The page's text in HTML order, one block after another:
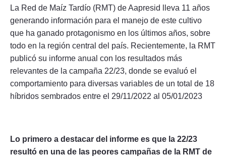
La Red de Maíz Tardío (RMT) de Aapresid lleva 11 años
generando información para el manejo de este cultivo
que ha ganado protagonismo en los últimos años, sobre
todo en la región central del país. Recientemente, la RMT
publicó su informe anual con los resultados más
relevantes de la campaña 22/23, donde se evaluó el
comportamiento para diversas variables de un total de 18
híbridos sembrados entre el 29/11/2022 al 05/01/2023
Lo primero a destacar del informe es que la 22/23
resultó en una de las peores campañas de la RMT de